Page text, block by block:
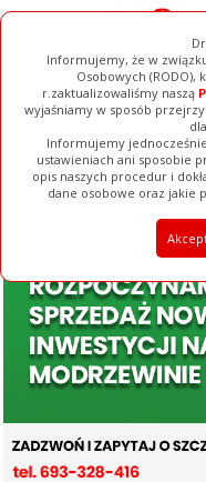
Informujemy, że w
Osobowych (RODO),
r.zaktualizowaliśmy naszą
wyjaśniamy w sposób
Informujemy
ustawieniach ani sposobie
opis naszych procedur i
dane osobowe oraz jakie
Ogłoszenia Filmy